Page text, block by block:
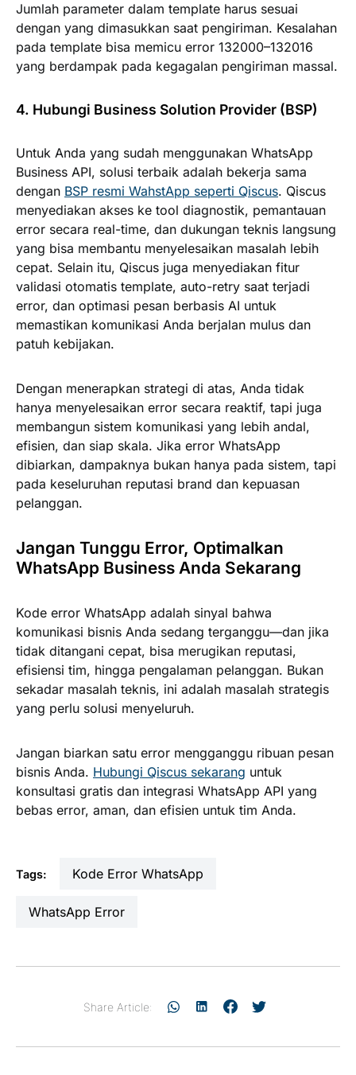
Jumlah parameter dalam template harus sesuai
dengan yang dimasukkan saat pengiriman. Kesalahan
pada template bisa memicu error 132000–132016
yang berdampak pada kegagalan pengiriman massal.
4. Hubungi Business Solution Provider (BSP)
Untuk Anda yang sudah menggunakan WhatsApp
Business API, solusi terbaik adalah bekerja sama
dengan BSP resmi WahstApp seperti Qiscus. Qiscus
menyediakan akses ke tool diagnostik, pemantauan
error secara real-time, dan dukungan teknis langsung
yang bisa membantu menyelesaikan masalah lebih
cepat. Selain itu, Qiscus juga menyediakan fitur
validasi otomatis template, auto-retry saat terjadi
error, dan optimasi pesan berbasis AI untuk
memastikan komunikasi Anda berjalan mulus dan
patuh kebijakan.
Dengan menerapkan strategi di atas, Anda tidak
hanya menyelesaikan error secara reaktif, tapi juga
membangun sistem komunikasi yang lebih andal,
efisien, dan siap skala. Jika error WhatsApp
dibiarkan, dampaknya bukan hanya pada sistem, tapi
pada keseluruhan reputasi brand dan kepuasan
pelanggan.
Jangan Tunggu Error, Optimalkan
WhatsApp Business Anda Sekarang
Kode error WhatsApp adalah sinyal bahwa
komunikasi bisnis Anda sedang terganggu—dan jika
tidak ditangani cepat, bisa merugikan reputasi,
efisiensi tim, hingga pengalaman pelanggan. Bukan
sekadar masalah teknis, ini adalah masalah strategis
yang perlu solusi menyeluruh.
Jangan biarkan satu error mengganggu ribuan pesan
bisnis Anda. Hubungi Qiscus sekarang untuk
konsultasi gratis dan integrasi WhatsApp API yang
bebas error, aman, dan efisien untuk tim Anda.
Tags: Kode Error WhatsApp
WhatsApp Error
Share Article: